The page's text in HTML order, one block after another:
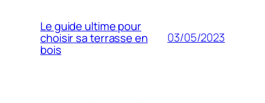
Le guide ultime pour
choisir sa terrasse en
bois
03/05/2023